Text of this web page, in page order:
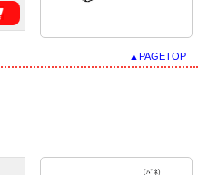
▲PAGETOP